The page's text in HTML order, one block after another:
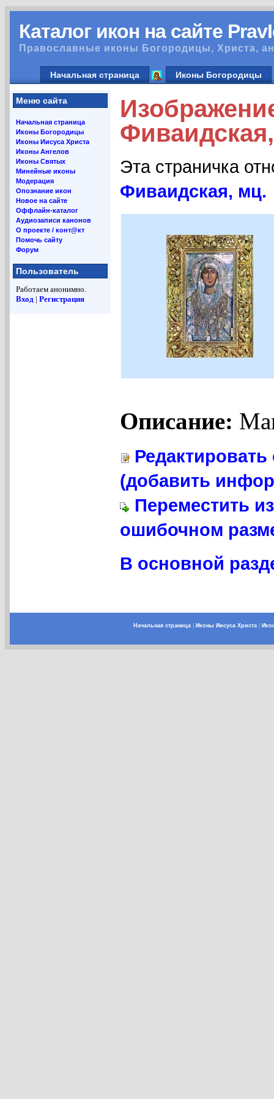
Каталог икон на сайте
Православные иконы Богородицы, Христа,
Начальная страница Иконы Богородицы
Меню сайта
Начальная страница
Иконы Богородицы
Иконы Иисуса Христа
Иконы Ангелов
Иконы Святых
Минейные иконы
Модерация
Опознание икон
Новое на сайте
Оффлайн-каталог
Аудиозаписи канонов
О проекте / конт@кт
Помочь сайту
Форум
Пользователь
Работаем анонимно.
Вход | Регистрация
Эта страничка
Фиваидская, мц.
Описание:
(добавить
Переместить
ошибочном
В основной
Начальная страница| Иконы Иисуса Христа|